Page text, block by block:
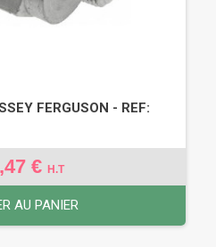
FERGUSON - REF:
€ H.T
AU PANIER